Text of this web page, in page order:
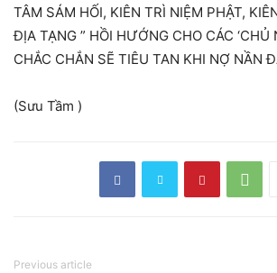
TÂM SÁM HỐI, KIÊN TRÌ NIỆM PHẬT,
ĐỊA TẠNG ” HỒI HƯỚNG CHO CÁC ‘CHỦ
CHẮC CHẮN SẼ TIÊU TAN KHI NỢ NẦN
(Sưu Tầm )
Previous article